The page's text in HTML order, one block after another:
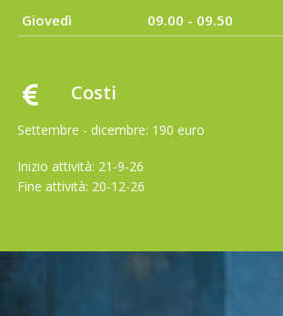
Giovedì 09.00 - 09.50
Costi
Settembre - dicembre: 190 euro
Inizio attività: 21-9-26
Fine attività: 20-12-26